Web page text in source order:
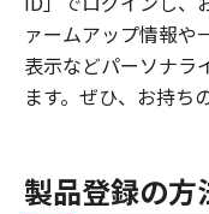
ァームアップ情報や
表示などパーソナラ
ます。ぜひ、お持ち
製品登録の方